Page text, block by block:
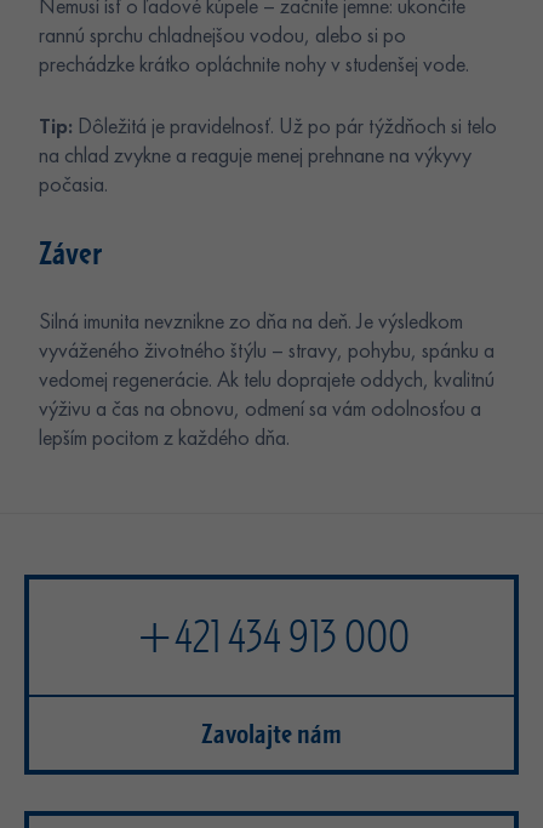
Nemusí ísť o ľadové kúpele – začnite jemne: ukončite
rannú sprchu chladnejšou vodou, alebo si po
prechádzke krátko opláchnite nohy v studenšej vode.
Tip: Dôležitá je pravidelnosť. Už po pár týždňoch si telo
na chlad zvykne a reaguje menej prehnane na výkyvy
počasia.
Záver
Silná imunita nevznikne zo dňa na deň. Je výsledkom
vyváženého životného štýlu – stravy, pohybu, spánku a
vedomej regenerácie. Ak telu doprajete oddych, kvalitnú
výživu a čas na obnovu, odmení sa vám odolnosťou a
lepším pocitom z každého dňa.
+421 434 913 000
Zavolajte nám